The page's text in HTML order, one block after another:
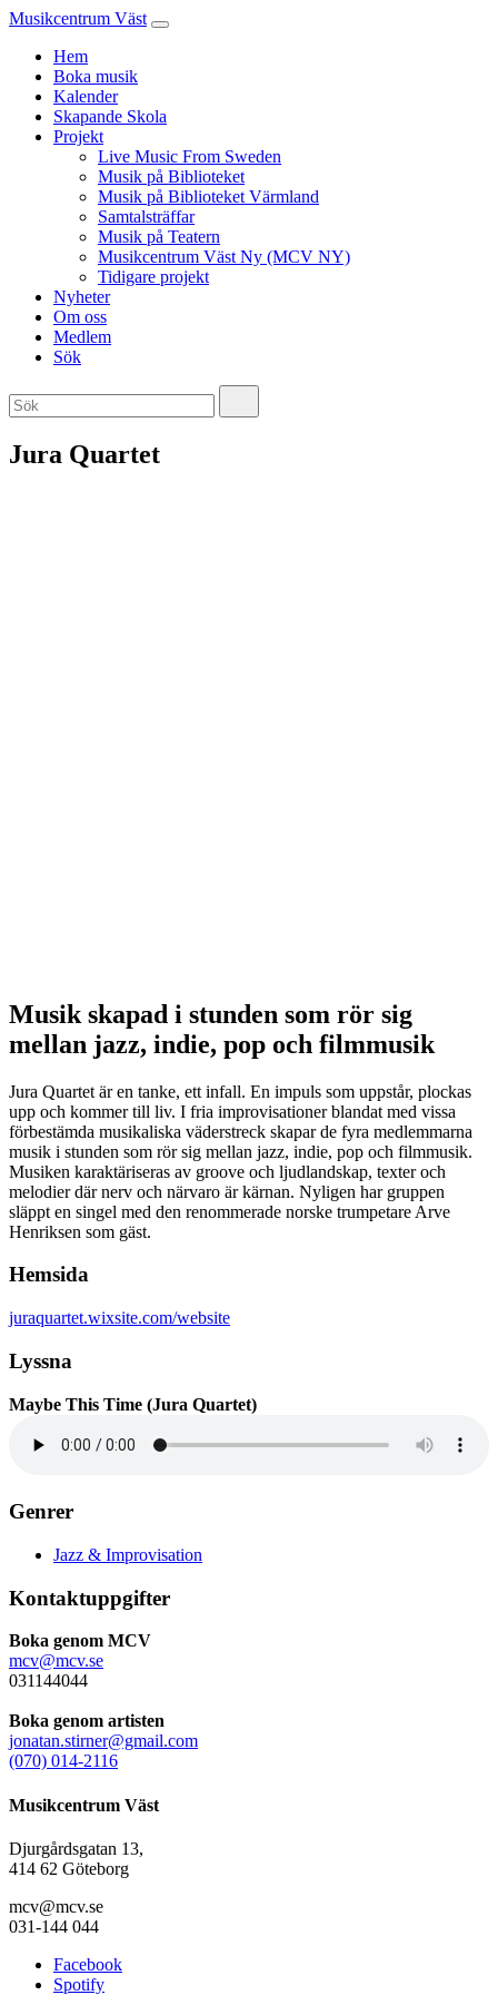
Musikcentrum Väst
Hem
Boka musik
Kalender
Skapande Skola
Projekt
Live Music From Sweden
Musik på Biblioteket
Musik på Biblioteket Värmland
Samtalsträffar
Musik på Teatern
Musikcentrum Väst Ny (MCV NY)
Tidigare projekt
Nyheter
Om oss
Medlem
Sök
Jura Quartet
Musik skapad i stunden som rör sig
mellan jazz, indie, pop och filmmusik
Jura Quartet är en tanke, ett infall. En impuls som uppstår, plockas
upp och kommer till liv. I fria improvisationer blandat med vissa
förbestämda musikaliska väderstreck skapar de fyra medlemmarna
musik i stunden som rör sig mellan jazz, indie, pop och filmmusik.
Musiken karaktäriseras av groove och ljudlandskap, texter och
melodier där nerv och närvaro är kärnan. Nyligen har gruppen
släppt en singel med den renommerade norske trumpetare Arve
Henriksen som gäst.
Hemsida
juraquartet.wixsite.com/website
Lyssna
Maybe This Time (Jura Quartet)
Genrer
Jazz & Improvisation
Kontaktuppgifter
Boka genom MCV
mcv@mcv.se
031144044
Boka genom artisten
jonatan.stirner@gmail.com
(070) 014-2116
Musikcentrum Väst
Djurgårdsgatan 13,
414 62 Göteborg
mcv@mcv.se
031-144 044
Facebook
Spotify